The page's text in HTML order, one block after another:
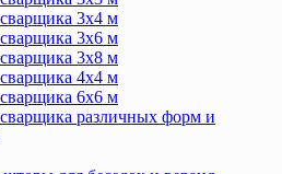
3х4 м
3х6 м
3х8 м
4х4 м
6х6 м
различных форм и